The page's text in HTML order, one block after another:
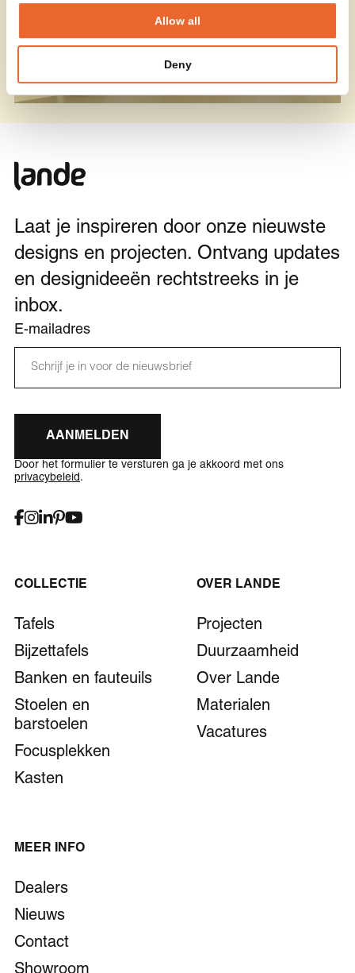
Allow all
Deny
Laat je inspireren door onze nieuwste
designs en projecten. Ontvang updates
en designideeën rechtstreeks in je
inbox.
E-mailadres
AANMELDEN
Door het formulier te versturen ga je akkoord met ons
privacybeleid .
COLLECTIE
Tafels
Bijzettafels
Banken en fauteuils
Stoelen en
barstoelen
Focusplekken
Kasten
OVER LANDE
Projecten
Duurzaamheid
Over Lande
Materialen
Vacatures
MEER INFO
Dealers
Nieuws
Contact